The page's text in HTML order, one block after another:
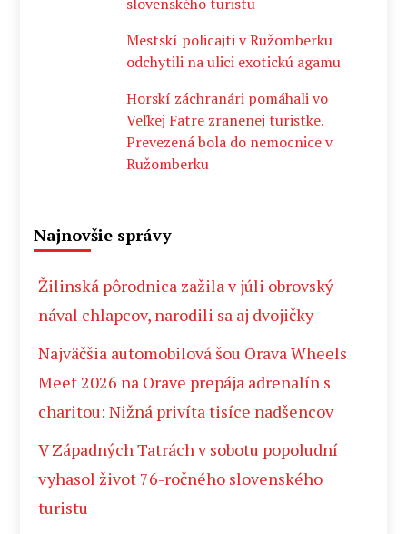
slovenského turistu
Mestskí policajti v Ružomberku
odchytili na ulici exotickú agamu
Horskí záchranári pomáhali vo
Veľkej Fatre zranenej turistke.
Prevezená bola do nemocnice v
Ružomberku
Najnovšie správy
Žilinská pôrodnica zažila v júli obrovský
nával chlapcov, narodili sa aj dvojičky
Najväčšia automobilová šou Orava Wheels
Meet 2026 na Orave prepája adrenalín s
charitou: Nižná privíta tisíce nadšencov
V Západných Tatrách v sobotu popoludní
vyhasol život 76-ročného slovenského
turistu